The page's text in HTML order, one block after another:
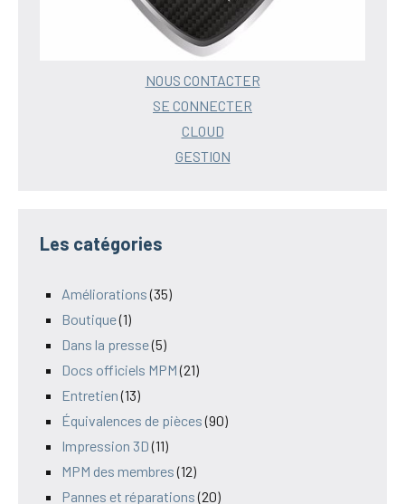
NOUS CONTACTER
SE CONNECTER
CLOUD
GESTION
Les catégories
Améliorations(35)
Boutique(1)
Dans la presse(5)
Docs officiels MPM(21)
Entretien(13)
Équivalences de pièces(90)
Impression 3D(11)
MPM des membres(12)
Pannes et réparations(20)